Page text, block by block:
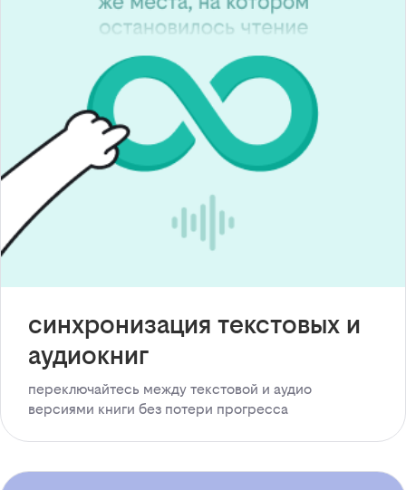
синхронизация текстовых и
аудиокниг
переключайтесь между текстовой и аудио
версиями книги без потери прогресса